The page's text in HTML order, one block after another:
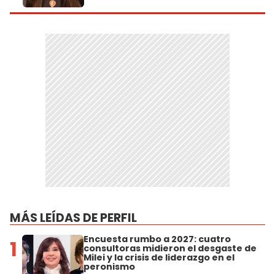
MÁS LEÍDAS DE PERFIL
1 Encuesta rumbo a 2027: cuatro
consultoras midieron el desgaste de
Milei y la crisis de liderazgo en el
peronismo